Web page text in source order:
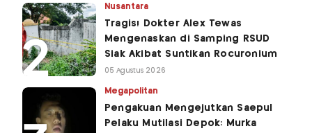
Nusantara
Tragis! Dokter Alex Tewas
Mengenaskan di Samping RSUD
Siak Akibat Suntikan Rocuronium
05 Agustus 2026
Megapolitan
Pengakuan Mengejutkan Saepul
Pelaku Mutilasi Depok: Murka